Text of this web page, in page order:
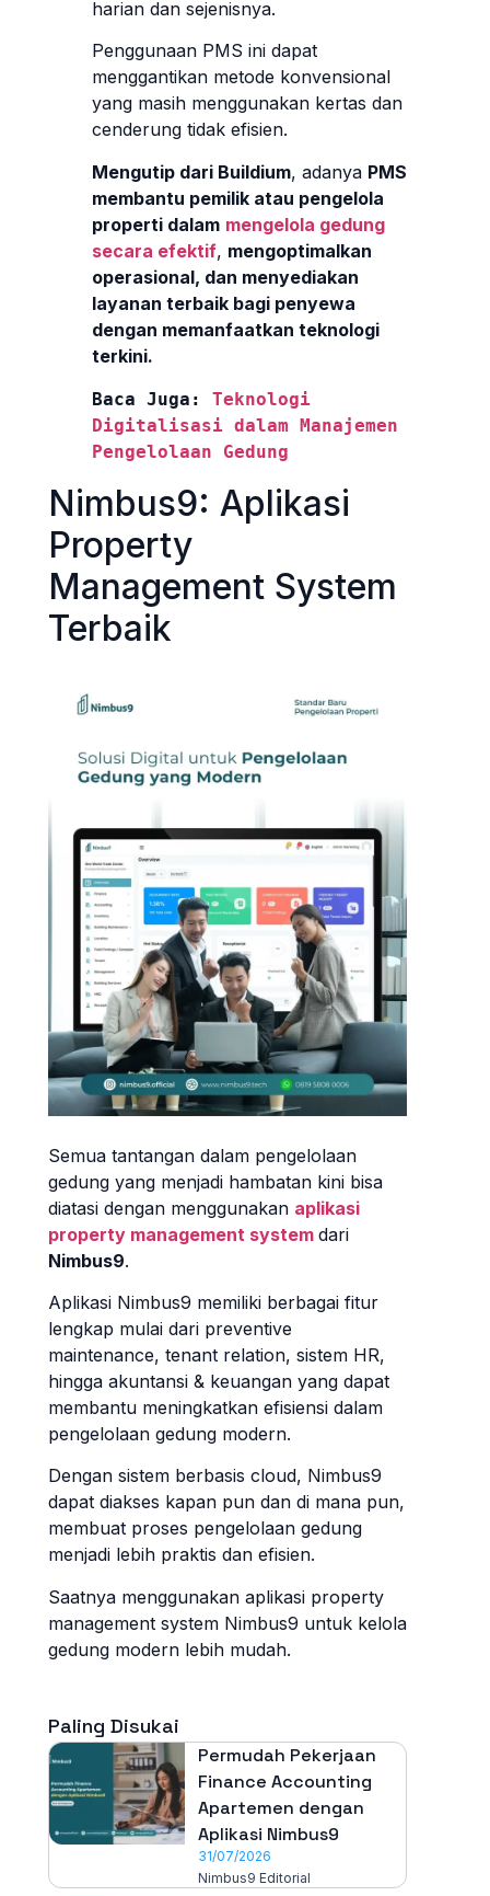
harian dan sejenisnya.
Penggunaan PMS ini dapat
menggantikan metode konvensional
yang masih menggunakan kertas dan
cenderung tidak efisien.
Mengutip dari Buildium, adanya PMS
membantu pemilik atau pengelola
properti dalam mengelola gedung
secara efektif, mengoptimalkan
operasional, dan menyediakan
layanan terbaik bagi penyewa
dengan memanfaatkan teknologi
terkini.
Baca Juga: Teknologi
Digitalisasi dalam Manajemen
Pengelolaan Gedung
Nimbus9: Aplikasi
Property
Management System
Terbaik
Semua tantangan dalam pengelolaan
gedung yang menjadi hambatan kini bisa
diatasi dengan menggunakan aplikasi
property management system dari
Nimbus9.
Aplikasi Nimbus9 memiliki berbagai fitur
lengkap mulai dari preventive
maintenance, tenant relation, sistem HR,
hingga akuntansi & keuangan yang dapat
membantu meningkatkan efisiensi dalam
pengelolaan gedung modern.
Dengan sistem berbasis cloud, Nimbus9
dapat diakses kapan pun dan di mana pun,
membuat proses pengelolaan gedung
menjadi lebih praktis dan efisien.
Saatnya menggunakan aplikasi property
management system Nimbus9 untuk kelola
gedung modern lebih mudah.
Paling Disukai
Permudah Pekerjaan
Finance Accounting
Apartemen dengan
Aplikasi Nimbus9
31/07/2026
Nimbus9 Editorial